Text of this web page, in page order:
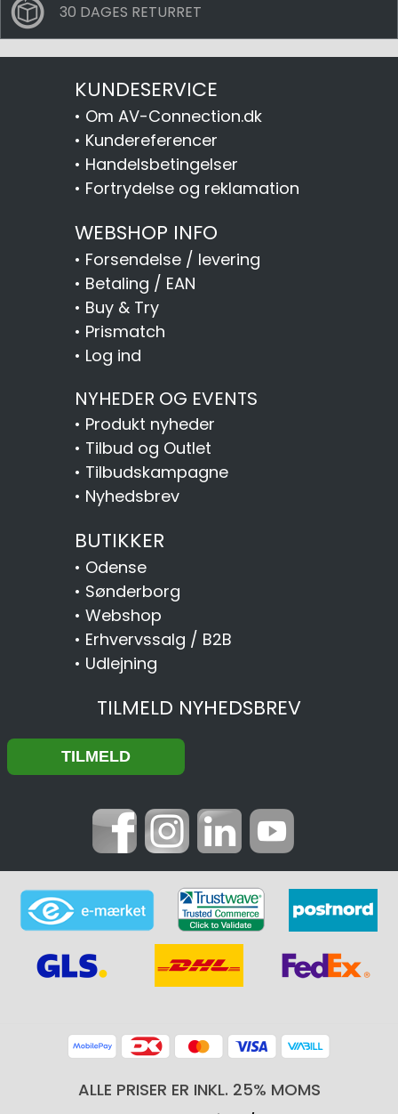
30 DAGES RETURRET
KUNDESERVICE
• Om AV-Connection.dk
• Kundereferencer
• Handelsbetingelser
• Fortrydelse og reklamation
WEBSHOP INFO
• Forsendelse / levering
• Betaling / EAN
• Buy & Try
• Prismatch
• Log ind
NYHEDER OG EVENTS
• Produkt nyheder
• Tilbud og Outlet
• Tilbudskampagne
• Nyhedsbrev
BUTIKKER
• Odense
• Sønderborg
• Webshop
• Erhvervssalg / B2B
• Udlejning
TILMELD NYHEDSBREV
ALLE PRISER ER INKL. 25% MOMS